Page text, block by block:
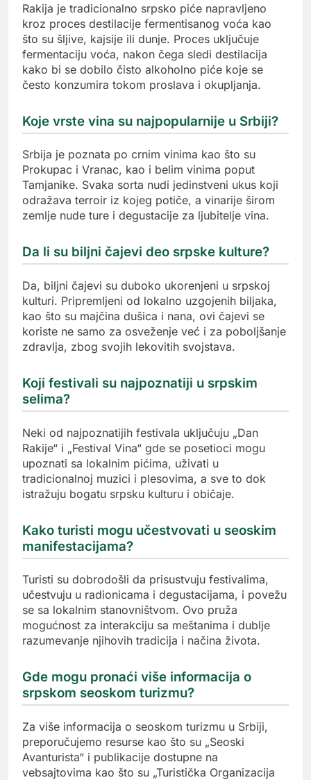
Rakija je tradicionalno srpsko piće napravljeno
kroz proces destilacije fermentisanog voća kao
što su šljive, kajsije ili dunje. Proces uključuje
fermentaciju voća, nakon čega sledi destilacija
kako bi se dobilo čisto alkoholno piće koje se
često konzumira tokom proslava i okupljanja.
Koje vrste vina su najpopularnije u Srbiji?
Srbija je poznata po crnim vinima kao što su
Prokupac i Vranac, kao i belim vinima poput
Tamjanike. Svaka sorta nudi jedinstveni ukus koji
odražava terroir iz kojeg potiče, a vinarije širom
zemlje nude ture i degustacije za ljubitelje vina.
Da li su biljni čajevi deo srpske kulture?
Da, biljni čajevi su duboko ukorenjeni u srpskoj
kulturi. Pripremljeni od lokalno uzgojenih biljaka,
kao što su majčina dušica i nana, ovi čajevi se
koriste ne samo za osveženje već i za poboljšanje
zdravlja, zbog svojih lekovitih svojstava.
Koji festivali su najpoznatiji u srpskim
selima?
Neki od najpoznatijih festivala uključuju „Dan
Rakije“ i „Festival Vina“ gde se posetioci mogu
upoznati sa lokalnim pićima, uživati u
tradicionalnoj muzici i plesovima, a sve to dok
istražuju bogatu srpsku kulturu i običaje.
Kako turisti mogu učestvovati u seoskim
manifestacijama?
Turisti su dobrodošli da prisustvuju festivalima,
učestvuju u radionicama i degustacijama, i povežu
se sa lokalnim stanovništvom. Ovo pruža
mogućnost za interakciju sa meštanima i dublje
razumevanje njihovih tradicija i načina života.
Gde mogu pronaći više informacija o
srpskom seoskom turizmu?
Za više informacija o seoskom turizmu u Srbiji,
preporučujemo resurse kao što su „Seoski
Avanturista“ i publikacije dostupne na
vebsajtovima kao što su „Turistička Organizacija